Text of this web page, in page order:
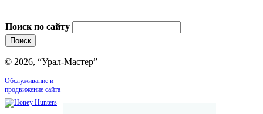
Поиск по сайту
© 2026, “Урал-Мастер”
Обслуживание и
продвижение сайта